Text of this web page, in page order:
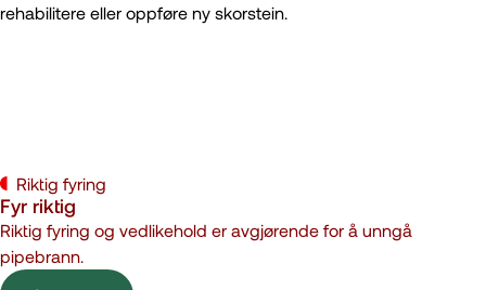
rehabilitere eller oppføre ny skorstein.
Riktig fyring
Fyr riktig
Riktig fyring og vedlikehold er avgjørende for å unngå
pipebrann.